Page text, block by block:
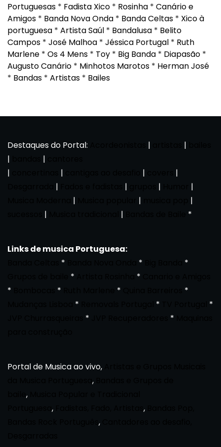
Portuguesas * Fadista Xico * Rosinha * Canário e
Amigos * Banda Nova Onda * Banda Celtas * Xico à
portuguesa * Artista Saúl * Bandalusa * Belito
Campos * José Malhoa * Jéssica Portugal * Ruth
Marlene * Os 4 Mens * Toy * Big Banda * Diapasão *
Augusto Canário * Minhotos Marotos * Herman José
* Bandas * Artistas * Bailes
Destaques do Portal: | |
|
|
|
| |
|
| | |
|
| |
|
| | *
Links de musica Portuguesa:
* *
*
* *
*
* *
*
* *
*
* *
Portal de Musica ao vivo,
,
,
, ,
,